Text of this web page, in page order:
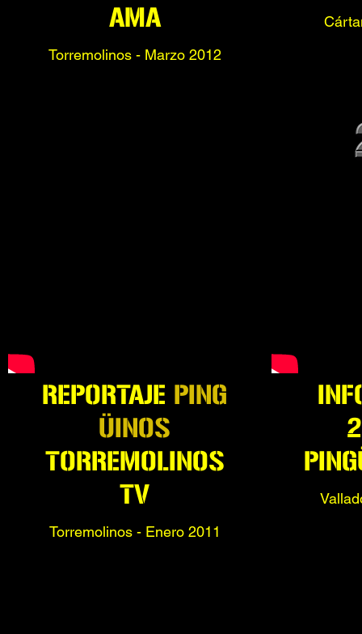
AMA
Torremolinos - Marzo 2012
REPORTAJE PING
ÜINOS
TORREMOLINOS
TV
Torremolinos - Enero 2011